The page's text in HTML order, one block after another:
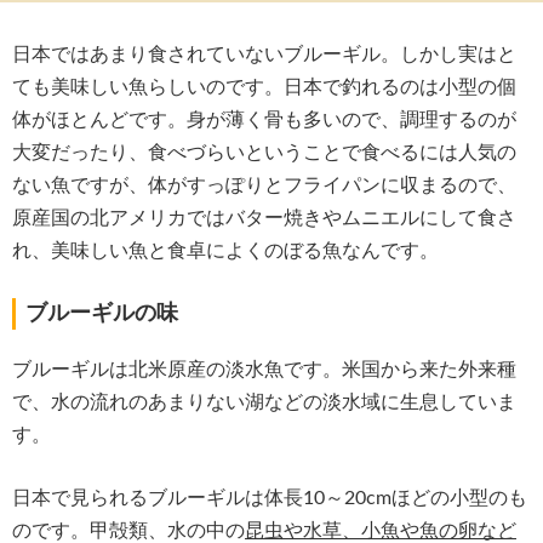
日本ではあまり食されていないブルーギル。しかし実はと
ても美味しい魚らしいのです。日本で釣れるのは小型の個
体がほとんどです。身が薄く骨も多いので、調理するのが
大変だったり、食べづらいということで食べるには人気の
ない魚ですが、体がすっぽりとフライパンに収まるので、
原産国の北アメリカではバター焼きやムニエルにして食さ
れ、美味しい魚と食卓によくのぼる魚なんです。
ブルーギルの味
ブルーギルは北米原産の淡水魚です。米国から来た外来種
で、水の流れのあまりない湖などの淡水域に生息していま
す。
日本で見られるブルーギルは体長10～20cmほどの小型のも
のです。甲殻類、水の中の昆虫や水草、小魚や魚の卵など